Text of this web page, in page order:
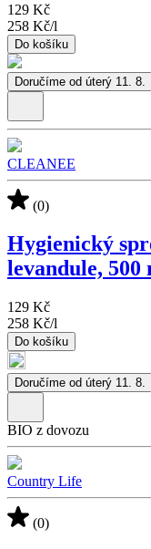
129 Kč
258 Kč/l
Do košíku
Doručíme od úterý 11. 8.
CLEANEE
(0)
Hygienický
levandule, 500
129 Kč
258 Kč/l
Do košíku
Doručíme od úterý 11. 8.
BIO z dovozu
Country Life
(0)